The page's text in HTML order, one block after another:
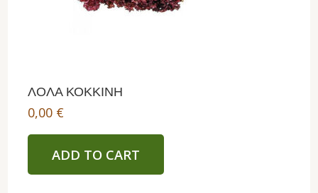
ΛΟΛΑ ΚΟΚΚΙΝΗ
0,00 €
ADD TO CART